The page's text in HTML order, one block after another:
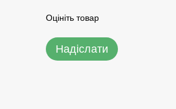
Оцініть товар
Надіслати